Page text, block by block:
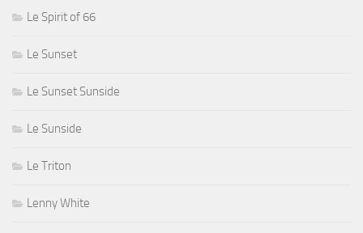
Le Spirit of 66
Le Sunset
Le Sunset Sunside
Le Sunside
Le Triton
Lenny White